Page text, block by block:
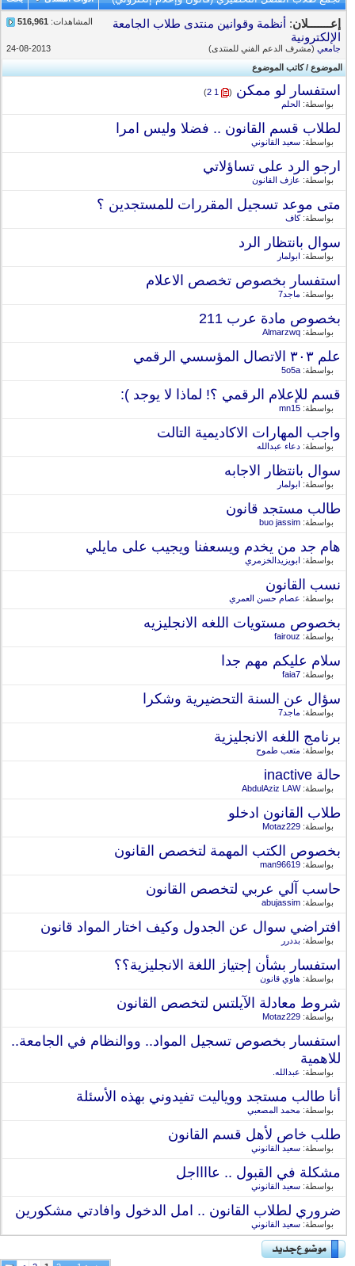
المشاهدات:516,961 إعـــــــلان:أنظمة وقوانين منتدى طلاب الجامعة
الإلكترونية
24-08-2013 جامعي(مشرف الدعم الفني للمنتدى)
الموضوع/كاتب الموضوع
استفسار لو ممكن‏
(
1
2
بواسطة:الحلم
لطلاب قسم القانون .. فضلا وليس امرا
بواسطة:سعيد القانوني
ارجو الرد على تساؤلاتي
بواسطة:عازف القانون
متى موعد تسجيل المقررات للمستجدين ؟
بواسطة:كاف
سوال بانتظار الرد
بواسطة:ابولمار
استفسار بخصوص تخصص الاعلام
بواسطة:ماجد7
بخصوص مادة عرب 211
بواسطة:Almarzwq
علم ٣٠٣ الاتصال المؤسسي الرقمي
بواسطة:5o5a
قسم للإعلام الرقمي ؟! لماذا لا يوجد ):
بواسطة:mn15
واجب المهارات الاكاديمية التالت
بواسطة:دعاء عبدالله
سوال بانتظار الاجابه
بواسطة:ابولمار
طالب مستجد قانون
بواسطة:buo jassim
هام جد من يخدم ويسعفنا ويجيب على مايلي
بواسطة:ابويزيدالخزمري
نسب القانون
بواسطة:عصام حسن العمري
بخصوص مستويات اللغه الانجليزيه
بواسطة:fairouz
سلام عليكم مهم جدا
بواسطة:faia7
سؤال عن السنة التحضيرية وشكرا
بواسطة:ماجد7
برنامج اللغه الانجليزية
بواسطة:متعب طموح
حالة inactive
بواسطة:AbdulAziz LAW
طلاب القانون ادخلو
بواسطة:Motaz229
بخصوص الكتب المهمة لتخصص القانون
بواسطة:man96619
حاسب آلي عربي لتخصص القانون
بواسطة:abujassim
افتراضي سوال عن الجدول وكيف اختار المواد قانون
بواسطة:بددرر
استفسار بشأن إجتياز اللغة الانجليزية؟؟
بواسطة:هاوي قانون
شروط معادلة الآيلتس لتخصص القانون
بواسطة:Motaz229
استفسار بخصوص تسجيل المواد.. ووالنظام في الجامعة..
للاهمية
بواسطة:عبدالله.
أنا طالب مستجد ووياليت تفيدوني بهذه الأسئلة
بواسطة:محمد المصعبي
طلب خاص لأهل قسم القانون
بواسطة:سعيد القانوني
مشكلة في القبول .. عااااجل
بواسطة:سعيد القانوني
ضروري لطلاب القانون .. امل الدخول وافادتي مشكورين
بواسطة:سعيد القانوني